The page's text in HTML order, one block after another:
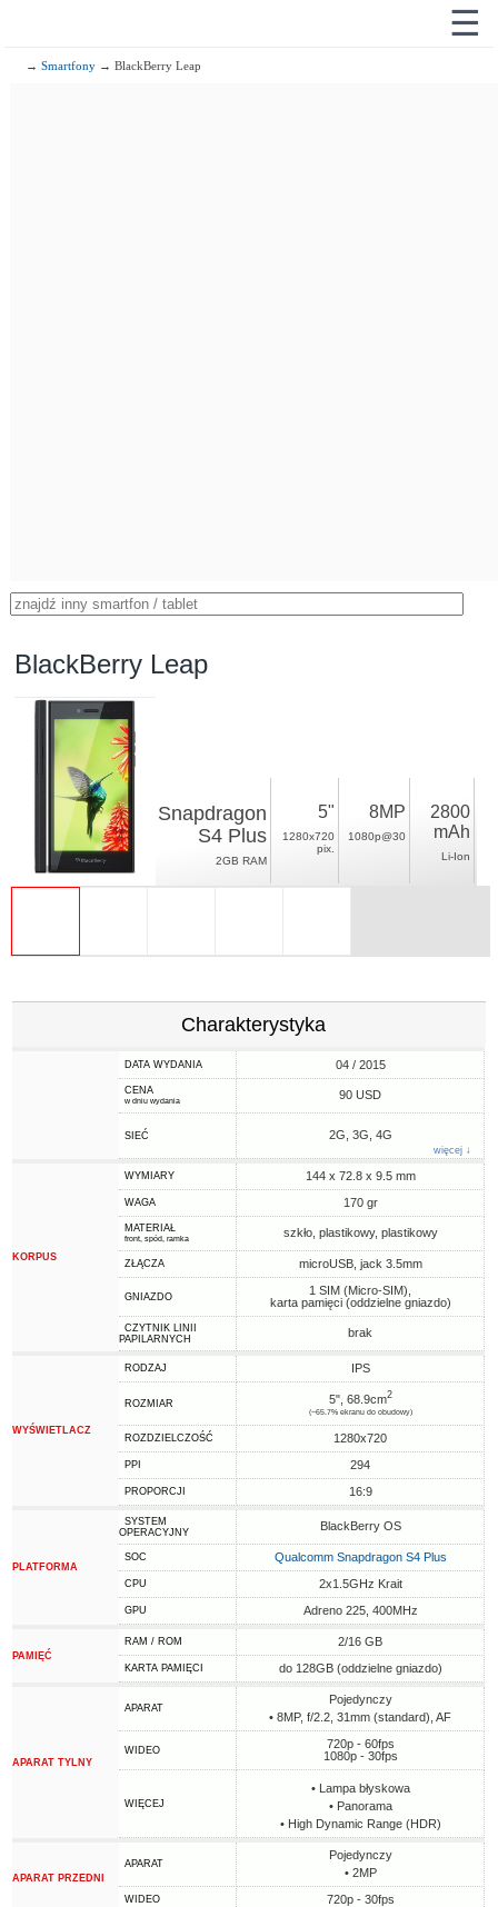
☰
→Smartfony → BlackBerry Leap
BlackBerry Leap
Snapdragon
S4 Plus
2GB RAM
5"
1280x720
pix.
8MP
1080p@30
2800
mAh
Li-Ion
Charakterystyka
DATA WYDANIA 04 / 2015
CENA
w dniu wydania 90 USD
SIEĆ 2G, 3G, 4G
więcej ↓
KORPUS
WYMIARY 144 x 72.8 x 9.5 mm
WAGA 170 gr
MATERIAŁ
front, spód, ramka szkło, plastikowy, plastikowy
ZŁĄCZA microUSB, jack 3.5mm
GNIAZDO
1 SIM (Micro-SIM),
karta pamięci (oddzielne gniazdo)
CZYTNIK LINII
PAPILARNYCH
brak
WYŚWIETLACZ
RODZAJ IPS
ROZMIAR 5", 68.9cm2
(~65.7% ekranu do obudowy)
ROZDZIELCZOŚĆ 1280x720
PPI 294
PROPORCJI 16:9
PLATFORMA
SYSTEM
OPERACYJNY
BlackBerry OS
SOC Qualcomm Snapdragon S4 Plus
CPU 2x1.5GHz Krait
GPU Adreno 225, 400MHz
PAMIĘĆ
RAM / ROM 2/16 GB
KARTA PAMIĘCI do 128GB (oddzielne gniazdo)
APARAT TYLNY
APARAT
Pojedynczy
• 8MP, f/2.2, 31mm (standard), AF
WIDEO
720p - 60fps
1080p - 30fps
WIĘCEJ
• Lampa błyskowa
• Panorama
• High Dynamic Range (HDR)
APARAT PRZEDNI
APARAT
Pojedynczy
• 2MP
WIDEO 720p - 30fps